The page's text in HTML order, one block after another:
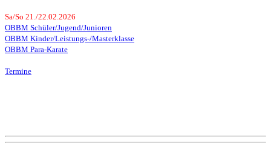
Sa/So 21./22.02.2026
OBBM Schüler/Jugend/Junioren
OBBM Kinder/Leistungs-/Masterklasse
OBBM Para-Karate
Termine